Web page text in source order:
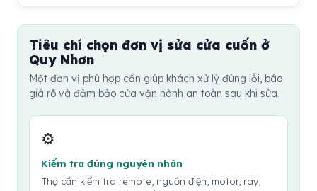
đến. Với cửa ở cửa hàng hoặc kho, nên sắp xếp người
có mặt để thợ kiểm tra trực tiếp.
có thể thường xuyên hơn với cửa hàng, kho hoặc mặt
bằng kinh doanh. Bảo trì giúp kiểm tra ray, nan, motor,
lò xo, hộp điều khiển, remote và hệ thống an toàn. Nếu
cửa phát tiếng kêu, chạy nặng hoặc đóng mở chậm,
nên kiểm tra sớm hơn. Bảo trì đúng cách giúp cửa vận
hành êm và kéo dài tuổi thọ thiết bị.
Tiêu chí chọn đơn vị sửa cửa cuốn ở
Quy Nhơn
Một đơn vị phù hợp cần giúp khách xử lý đúng lỗi, báo
giá rõ và đảm bảo cửa vận hành an toàn sau khi sửa.
⚙️
Kiểm tra đúng nguyên nhân
Thợ cần kiểm tra remote, nguồn điện, motor, ray,